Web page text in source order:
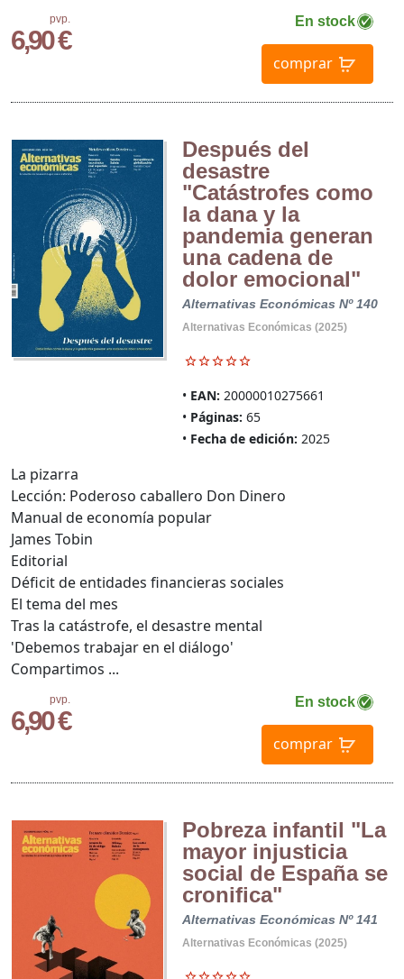
pvp.
6,90 €
En stock
comprar
Después del
desastre
"Catástrofes como
la dana y la
pandemia generan
una cadena de
dolor emocional"
Alternativas Económicas Nº 140
Alternativas Económicas (2025)
EAN: 20000010275661
Páginas: 65
Fecha de edición: 2025
pvp.
6,90 €
En stock
comprar
La pizarra
Lección: Poderoso caballero Don Dinero
Manual de economía popular
James Tobin
Editorial
Déficit de entidades financieras sociales
El tema del mes
Tras la catástrofe, el desastre mental
'Debemos trabajar en el diálogo'
Compartimos ...
Pobreza infantil "La
mayor injusticia
social de España se
cronifica"
Alternativas Económicas Nº 141
Alternativas Económicas (2025)